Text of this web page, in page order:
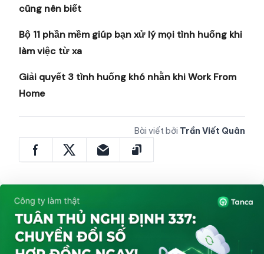
cũng nên biết
Bộ 11 phần mềm giúp bạn xử lý mọi tình huống khi
làm việc từ xa
Giải quyết 3 tình huống khó nhằn khi Work From
Home
Bài viết bởi Trần Viết Quân